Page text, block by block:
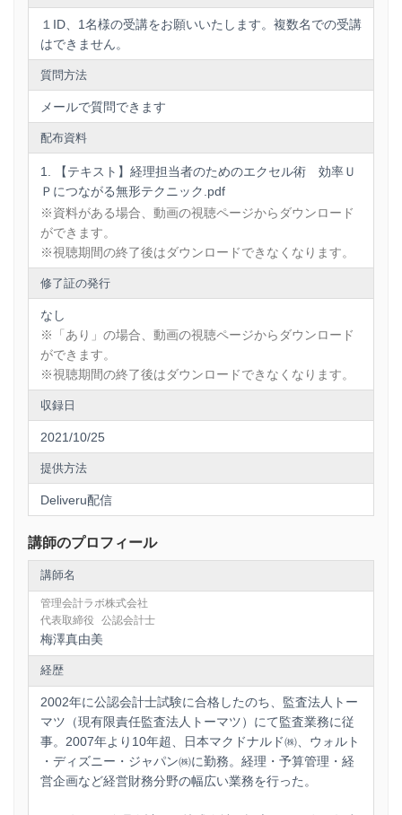
５．「形式を選択して貼付」を極める
・「形式を選択して貼り付け」を極める１
・「形式を選択して貼り付け」を極める２
・「形式を選択して貼り付け」を極める３
・「形式を選択して貼り付け」を極める４
６．色のルール
・色のルール
・【演習】表作成
７．コントロールとチェック
・コントロールの種類
・チェックの２つの視点
１ID、1名様の受講をお願いいたします。複数名での受講
はできません。
質問方法
メールで質問できます
配布資料
【テキスト】経理担当者のためのエクセル術 効率Ｕ
Ｐにつながる無形テクニック.pdf
※資料がある場合、動画の視聴ページからダウンロード
ができます。
※視聴期間の終了後はダウンロードできなくなります。
修了証の発行
なし
※「あり」の場合、動画の視聴ページからダウンロード
ができます。
※視聴期間の終了後はダウンロードできなくなります。
収録日
2021/10/25
提供方法
Deliveru配信
講師のプロフィール
講師名
管理会計ラボ株式会社
代表取締役
公認会計士
梅澤真由美
経歴
2002年に公認会計士試験に合格したのち、監査法人トー
マツ（現有限責任監査法人トーマツ）にて監査業務に従
事。2007年より10年超、日本マクドナルド㈱、ウォルト
・ディズニー・ジャパン㈱に勤務。経理・予算管理・経
営企画など経営財務分野の幅広い業務を行った。